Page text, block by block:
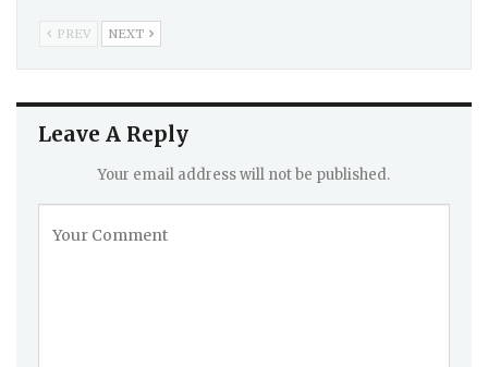
PREV NEXT
Leave A Reply
Your email address will not be published.